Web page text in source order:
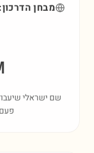
מבחן
שם ישראלי